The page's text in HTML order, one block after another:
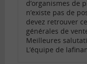
d’organismes de
n’existe pas de
devez retrouver
générales de
Meilleures
L’équipe de